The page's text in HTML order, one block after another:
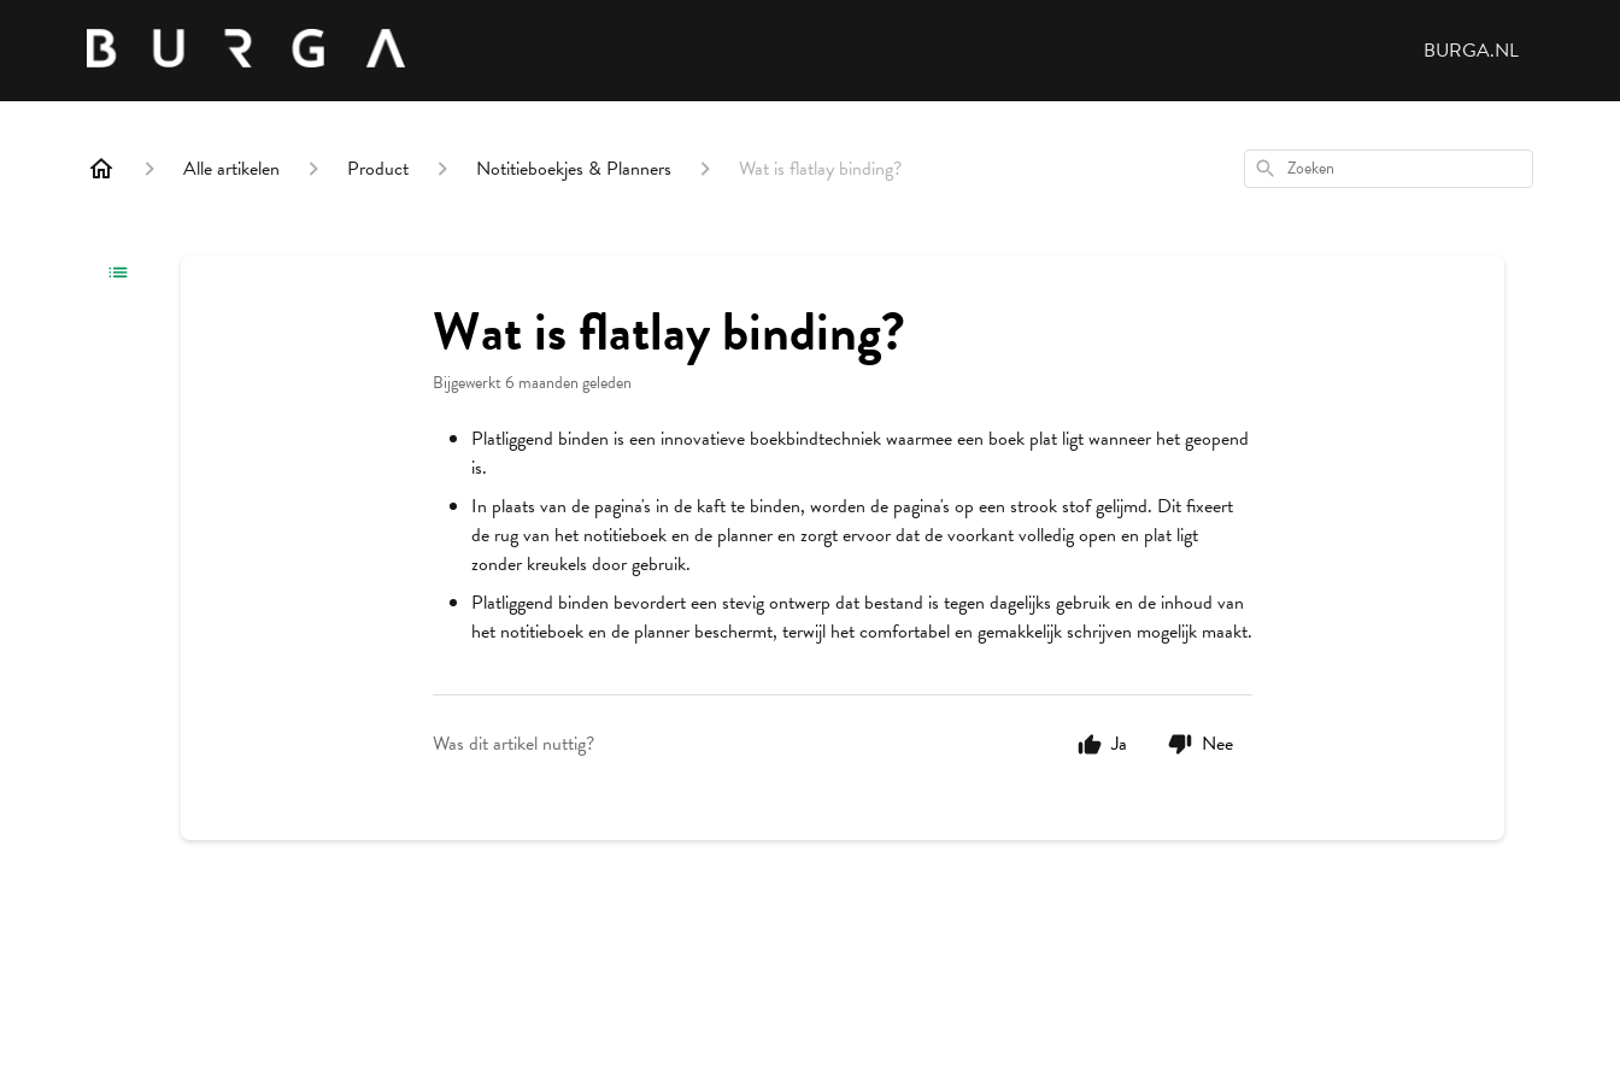
BURGA.NL
Alle artikelen Product Notitieboekjes & Planners Wat is flatlay binding? Zoeken
Wat is flatlay binding?
Bijgewerkt6 maanden geleden
Platliggend binden is een innovatieve boekbindtechniek waarmee een boek plat ligt wanneer het geopend
is.
In plaats van de pagina's in de kaft te binden, worden de pagina's op een strook stof gelijmd. Dit fixeert
de rug van het notitieboek en de planner en zorgt ervoor dat de voorkant volledig open en plat ligt
zonder kreukels door gebruik.
Platliggend binden bevordert een stevig ontwerp dat bestand is tegen dagelijks gebruik en de inhoud van
het notitieboek en de planner beschermt, terwijl het comfortabel en gemakkelijk schrijven mogelijk maakt.
Was dit artikel nuttig? Ja Nee